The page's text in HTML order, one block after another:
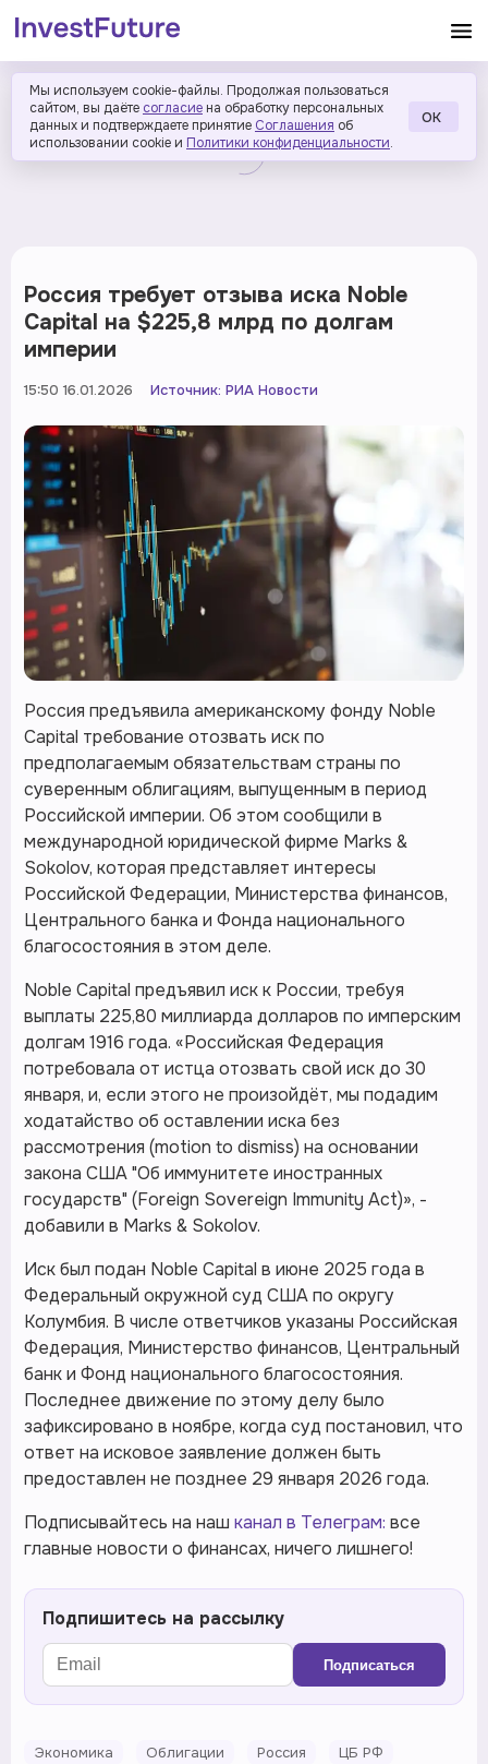
Мы используем cookie-файлы. Продолжая пользоваться
сайтом, вы даёте согласие на обработку персональных
данных и подтверждаете принятие Соглашения об
использовании cookie и Политики конфиденциальности.
ОК
Россия требует отзыва иска Noble
Capital на $225,8 млрд по долгам
империи
15:50 16.01.2026 Источник: РИА Новости
Россия предъявила американскому фонду Noble
Capital требование отозвать иск по
предполагаемым обязательствам страны по
суверенным облигациям, выпущенным в период
Российской империи. Об этом сообщили в
международной юридической фирме Marks &
Sokolov, которая представляет интересы
Российской Федерации, Министерства финансов,
Центрального банка и Фонда национального
благосостояния в этом деле.
Noble Capital предъявил иск к России, требуя
выплаты 225,80 миллиарда долларов по имперским
долгам 1916 года. «Российская Федерация
потребовала от истца отозвать свой иск до 30
января, и, если этого не произойдёт, мы подадим
ходатайство об оставлении иска без
рассмотрения (motion to dismiss) на основании
закона США "Об иммунитете иностранных
государств" (Foreign Sovereign Immunity Act)», -
добавили в Marks & Sokolov.
Иск был подан Noble Capital в июне 2025 года в
Федеральный окружной суд США по округу
Колумбия. В числе ответчиков указаны Российская
Федерация, Министерство финансов, Центральный
банк и Фонд национального благосостояния.
Последнее движение по этому делу было
зафиксировано в ноябре, когда суд постановил, что
ответ на исковое заявление должен быть
предоставлен не позднее 29 января 2026 года.
Подписывайтесь на наш канал в Телеграм: все
главные новости о финансах, ничего лишнего!
Подпишитесь на рассылку
Подписаться
Экономика Облигации Россия
ЦБ РФ